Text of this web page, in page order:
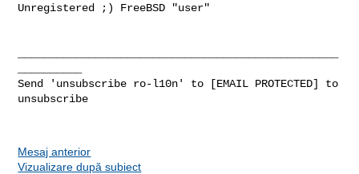
Unregistered ;) FreeBSD "user"
Send 'unsubscribe ro-l10n' to [EMAIL PROTECTED] to
unsubscribe
Mesaj anterior
Vizualizare după subiect